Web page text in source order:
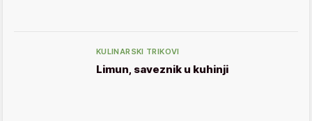
KULINARSKI TRIKOVI
Limun, saveznik u kuhinji